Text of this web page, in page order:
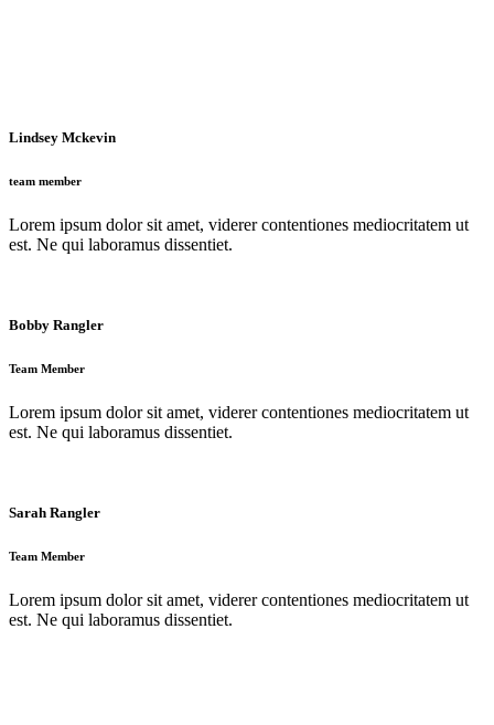
Lindsey Mckevin
team member
Lorem ipsum dolor sit amet, viderer contentiones mediocritatem ut
est. Ne qui laboramus dissentiet.
Bobby Rangler
Team Member
Lorem ipsum dolor sit amet, viderer contentiones mediocritatem ut
est. Ne qui laboramus dissentiet.
Sarah Rangler
Team Member
Lorem ipsum dolor sit amet, viderer contentiones mediocritatem ut
est. Ne qui laboramus dissentiet.